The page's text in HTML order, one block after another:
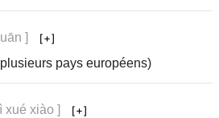
]
pays européens)
xué xiào ]